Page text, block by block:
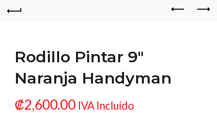
Rodillo Pintar 9″
Naranja Handyman
₡2,600.00 IVA Incluido